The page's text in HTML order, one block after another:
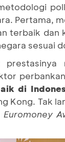
Pertama,
terbaik dan
sesuai
di
Kong. Tak
Euromoney